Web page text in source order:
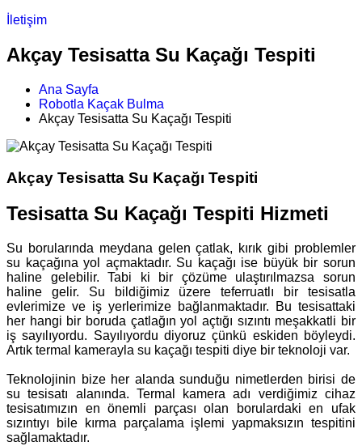
İletişim
Akçay Tesisatta Su Kaçağı Tespiti
Ana Sayfa
Robotla Kaçak Bulma
Akçay Tesisatta Su Kaçağı Tespiti
Akçay Tesisatta Su Kaçağı Tespiti
Tesisatta Su Kaçağı Tespiti Hizmeti
Su borularında meydana gelen çatlak, kırık gibi problemler
su kaçağına yol açmaktadır. Su kaçağı ise büyük bir sorun
haline gelebilir. Tabi ki bir çözüme ulaştırılmazsa sorun
haline gelir. Su bildiğimiz üzere teferruatlı bir tesisatla
evlerimize ve iş yerlerimize bağlanmaktadır. Bu tesisattaki
her hangi bir boruda çatlağın yol açtığı sızıntı meşakkatli bir
iş sayılıyordu. Sayılıyordu diyoruz çünkü eskiden böyleydi.
Artık termal kamerayla su kaçağı tespiti diye bir teknoloji var.
Teknolojinin bize her alanda sunduğu nimetlerden birisi de
su tesisatı alanında. Termal kamera adı verdiğimiz cihaz
tesisatımızın en önemli parçası olan borulardaki en ufak
sızıntıyı bile kırma parçalama işlemi yapmaksızın tespitini
sağlamaktadır.